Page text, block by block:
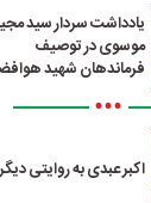
یادداشت سردار سید
موسوی در توصیف
فرماندهان شهید
•••
اکبر عبدی به روایتی